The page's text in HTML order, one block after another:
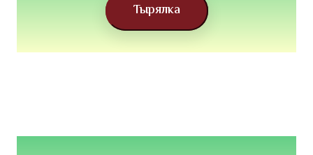
Тырялка